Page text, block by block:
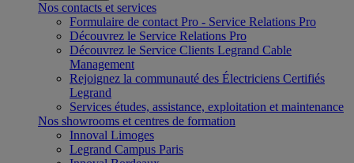
Nos contacts et services
Formulaire de contact Pro - Service Relations Pro
Découvrez le Service Relations Pro
Découvrez le Service Clients Legrand Cable
Management
Rejoignez la communauté des Électriciens Certifiés
Legrand
Services études, assistance, exploitation et maintenance
Nos showrooms et centres de formation
Innoval Limoges
Legrand Campus Paris